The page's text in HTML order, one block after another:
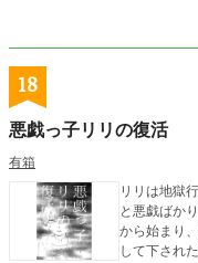
18
悪戯っ子リリの復活
有箱
リリは地獄
と悪戯ばか
から始まり
して下され